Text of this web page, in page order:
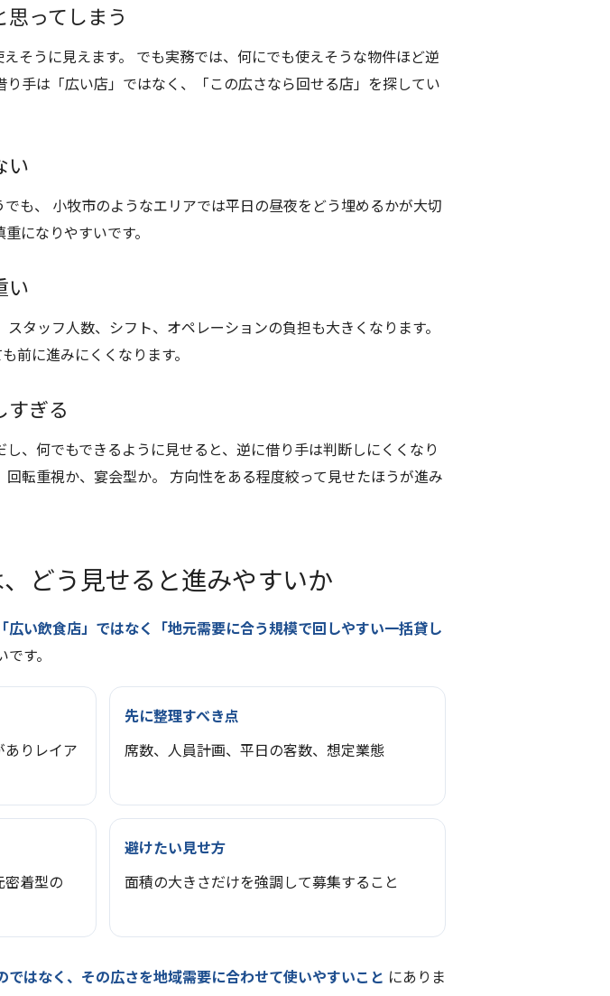
ってしまう
そうに見えます。 でも実務では、何にでも使えそうな物件ほど逆
手は「広い店」ではなく、「この広さなら回せる店」を探してい
い
も、 小牧市のようなエリアでは平日の昼夜をどう埋めるかが大切
になりやすいです。
い
タッフ人数、シフト、オペレーションの負担も大きくなります。
前に進みにくくなります。
すぎる
、何でもできるように見せると、逆に借り手は判断しにくくなり
転重視か、宴会型か。 方向性をある程度絞って見せたほうが進み
どう見せると進みやすいか
「広い飲食店」ではなく「地元需要に合う規模で回しやすい一括貸し
す。
りレイア
先に整理すべき点
席数、人員計画、平日の客数、想定業態
密着型の
避けたい見せ方
面積の大きさだけを強調して募集すること
ではなく、その広さを地域需要に合わせて使いやすいこと にありま